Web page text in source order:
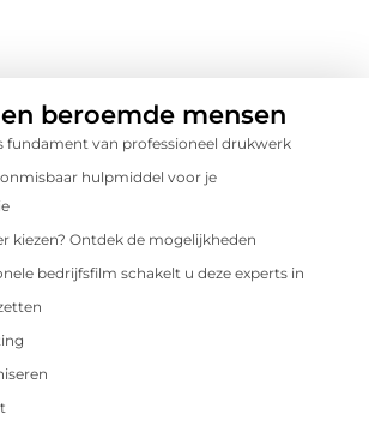
en beroemde mensen
fundament van professioneel drukwerk
hulpmiddel voor je
kiezen? Ontdek de mogelijkheden
bedrijfsfilm schakelt u deze experts in